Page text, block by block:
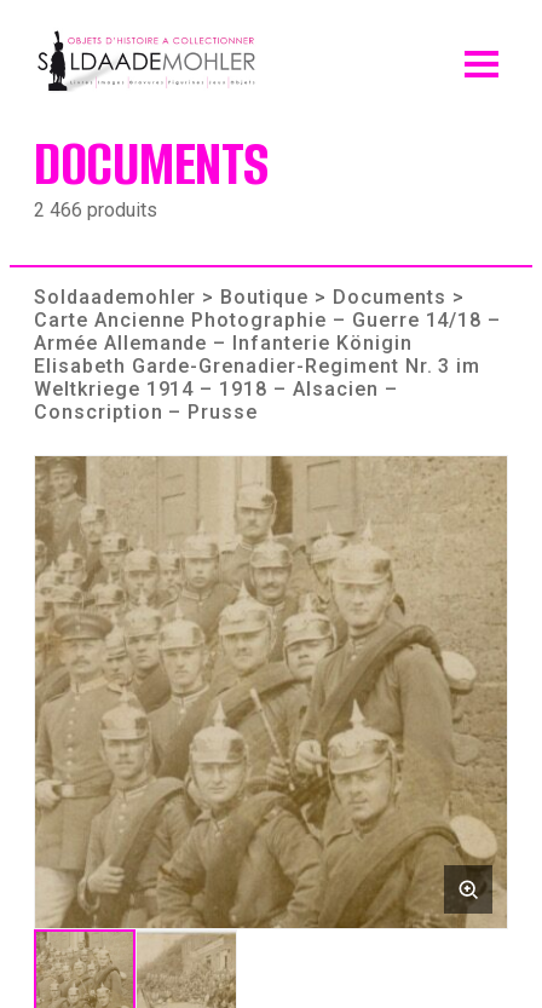
content
DOCUMENTS
2 466 produits
Soldaademohler > Boutique > Documents >
Carte Ancienne Photographie – Guerre 14/18 –
Armée Allemande – Infanterie Königin
Elisabeth Garde-Grenadier-Regiment Nr. 3 im
Weltkriege 1914 – 1918 – Alsacien –
Conscription – Prusse